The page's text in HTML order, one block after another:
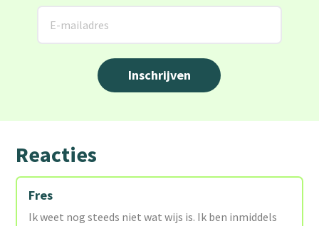
Reacties
Fres
Ik weet nog steeds niet wat wijs is. Ik ben inmiddels